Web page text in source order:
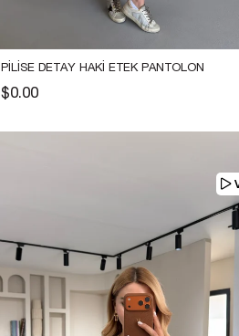
PILISE DETAY HAKI ETEK PANTOLON
$0.00